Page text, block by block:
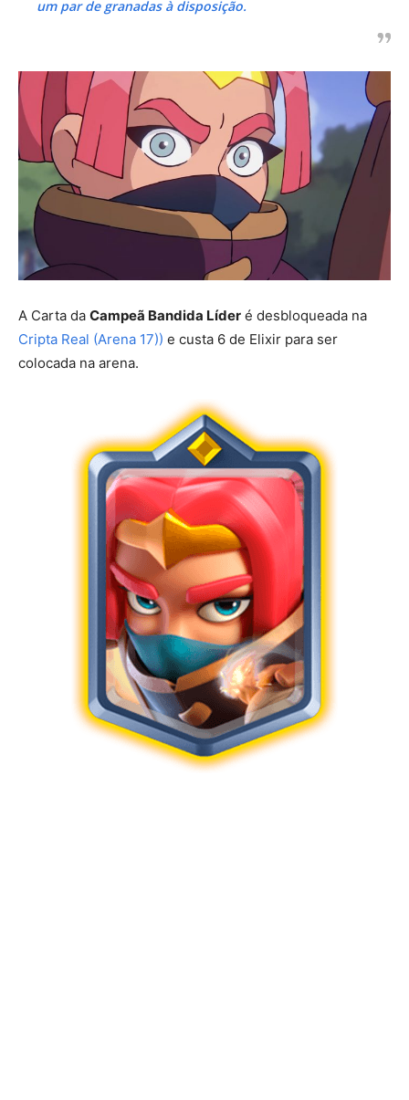
um par de granadas à disposição.
A Carta da Campeã Bandida Líder é desbloqueada na
Cripta Real (Arena 17)) e custa 6 de Elixir para ser
colocada na arena.